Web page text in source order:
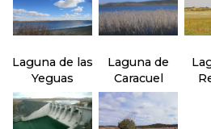
Laguna de las
Yeguas
Laguna de
Caracuel